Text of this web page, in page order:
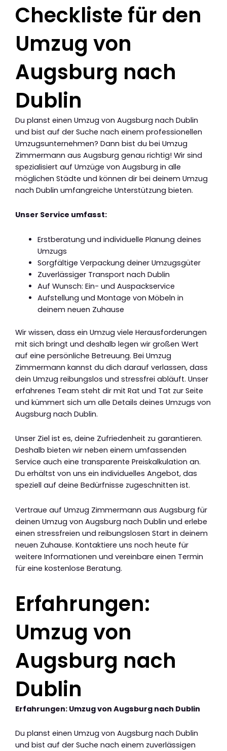
Checkliste für den
Umzug von
Augsburg nach
Dublin
Du planst einen Umzug von Augsburg nach Dublin
und bist auf der Suche nach einem professionellen
Umzugsunternehmen? Dann bist du bei Umzug
Zimmermann aus Augsburg genau richtig! Wir sind
spezialisiert auf Umzüge von Augsburg in alle
möglichen Städte und können dir bei deinem Umzug
nach Dublin umfangreiche Unterstützung bieten.
Unser Service umfasst:
Erstberatung und individuelle Planung deines
Umzugs
Sorgfältige Verpackung deiner Umzugsgüter
Zuverlässiger Transport nach Dublin
Auf Wunsch: Ein- und Auspackservice
Aufstellung und Montage von Möbeln in
deinem neuen Zuhause
Wir wissen, dass ein Umzug viele Herausforderungen
mit sich bringt und deshalb legen wir großen Wert
auf eine persönliche Betreuung. Bei Umzug
Zimmermann kannst du dich darauf verlassen, dass
dein Umzug reibungslos und stressfrei abläuft. Unser
erfahrenes Team steht dir mit Rat und Tat zur Seite
und kümmert sich um alle Details deines Umzugs von
Augsburg nach Dublin.
Unser Ziel ist es, deine Zufriedenheit zu garantieren.
Deshalb bieten wir neben einem umfassenden
Service auch eine transparente Preiskalkulation an.
Du erhältst von uns ein individuelles Angebot, das
speziell auf deine Bedürfnisse zugeschnitten ist.
Vertraue auf Umzug Zimmermann aus Augsburg für
deinen Umzug von Augsburg nach Dublin und erlebe
einen stressfreien und reibungslosen Start in deinem
neuen Zuhause. Kontaktiere uns noch heute für
weitere Informationen und vereinbare einen Termin
für eine kostenlose Beratung.
Erfahrungen:
Umzug von
Augsburg nach
Dublin
Erfahrungen: Umzug von Augsburg nach Dublin
Du planst einen Umzug von Augsburg nach Dublin
und bist auf der Suche nach einem zuverlässigen